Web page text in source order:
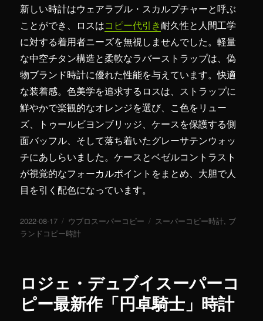
新しい時計はウェアラブル・スカルプチャーと呼ぶ
ことができ、ロスはコピー代引き耐久性と人間工学
に対する着用者ニーズを無視しませんでした。軽量
な中空チタン構造と柔軟なラバーストラップは、偽
物ブランド時計に優れた性能を与えています。快適
な装着感。色美学を追求するロスは、ストラップに
鮮やかで楽観的なオレンジを選び、こ色をリュー
ズ、トゥールビヨンブリッジ、ケースを保護する側
面バッフル、そして落ち着いたグレーサテンウォッ
チにあしらいました。ケースとベゼルコントラスト
が視覚的なフォーカルポイントをまとめ、大胆で人
目を引く配色になっています。
投
稿
2022-08-17
カ
テ
ウブロスーパーコピー
タ
スーパーコピー時計, ブ
ランドコピー時計
ロジェ・デュブイスーパーコ
ピー最新作「円卓騎士」時計